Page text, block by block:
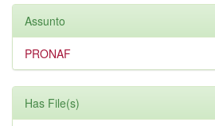
Assunto
PRONAF
Has File(s)